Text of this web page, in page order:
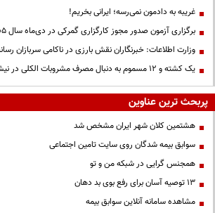
غریبه به دادمون نمی‌رسه؛ ایرانی بخریم!
برگزاری آزمون صدور مجوز کارگزاری گمرکی در دی‌ماه سال ۱۴۰۵
وزارت اطلاعات: خبرنگاران نقش بارزی در ناکامی سربازان
یک کشته و ۱۲ مسموم به دنبال مصرف مشروبات الکلی در نیشابور
پربحث ترین عناوین
هشتمین کلان شهر ایران مشخص شد
سوابق بیمه شدگان روی سایت تامین اجتماعی
همجنس گرایی در شبکه من و تو
13 توصیه آسان برای رفع بوی بد دهان
مشاهده سامانه آنلاين سوابق بیمه